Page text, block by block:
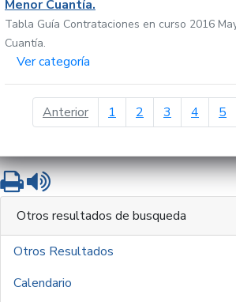
Menor Cuantía.
Tabla Guía Contrataciones en curso 2016
Cuantía.
Ver categoría
Anteriorpágina anterior
1 2 3 4 5
ImprimirLeer contenido
Otros resultados de busqueda
Otros Resultados
Calendario